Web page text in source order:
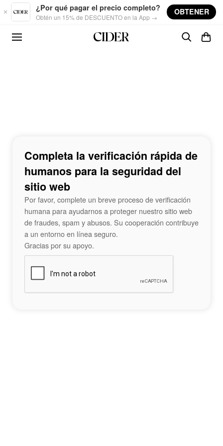
Skip to main content
¿Por qué pagar el precio completo?
Obtén un 15% de DESCUENTO en la App →
OBTENER
Completa la verificación rápida de
humanos para la seguridad del
sitio web
Por favor, complete un breve proceso de verificación
humana para ayudarnos a proteger nuestro sitio web
de fraudes, spam y abusos. Su cooperación contribuye
a un entorno en línea seguro.
Gracias por su apoyo.